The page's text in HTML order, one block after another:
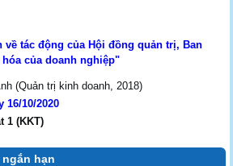
về tác động của Hội đồng quản trị, Ban
của doanh nghiệp"
(Quản trị kinh doanh, 2018)
16/10/2020
1 (KKT)
hạn